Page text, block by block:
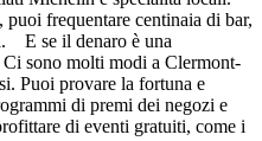
puoi frequentare centinaia di bar,
E se il denaro è una
sono molti modi a Clermont-
Puoi provare la fortuna e
di premi dei negozi e
di eventi gratuiti, come i